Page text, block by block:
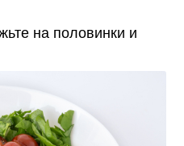
на половинки и